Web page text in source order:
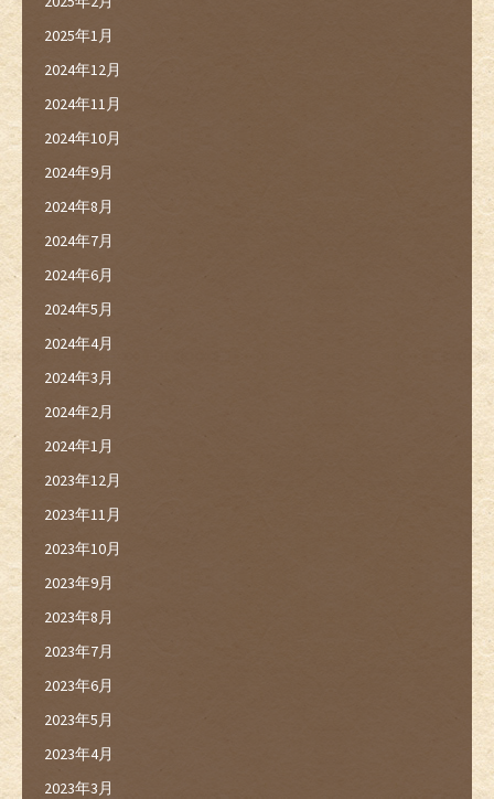
2025年1月
2024年12月
2024年11月
2024年10月
2024年9月
2024年8月
2024年7月
2024年6月
2024年5月
2024年4月
2024年3月
2024年2月
2024年1月
2023年12月
2023年11月
2023年10月
2023年9月
2023年8月
2023年7月
2023年6月
2023年5月
2023年4月
2023年3月